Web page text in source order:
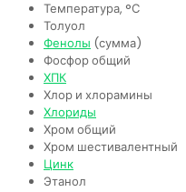
Температура, °С
Толуол
Фенолы (сумма)
Фосфор общий
ХПК
Хлор и хлорамины
Хлориды
Хром общий
Хром шестивалентный
Цинк
Этанол